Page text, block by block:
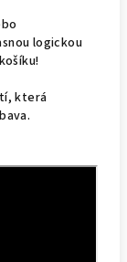
logickou
která